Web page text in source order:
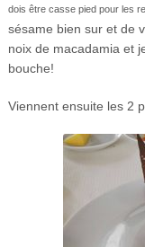
dois être casse pied pour les
sésame bien sur et de
noix de macadamia et
bouche!
Viennent ensuite les 2